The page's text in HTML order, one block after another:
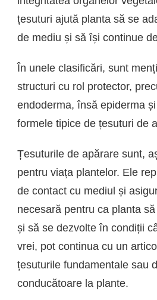
țesuturi ajută planta să se
de mediu și să își continue
În unele clasificări, sunt
structuri cu rol protector,
endoderma, însă epiderma
formele tipice de țesuturi de
Țesuturile de apărare sunt,
pentru viața plantelor. Ele
de contact cu mediul și
necesară pentru ca planta
și să se dezvolte în condiții
vrei, pot continua cu un
țesuturile fundamentale sau
conducătoare la plante.